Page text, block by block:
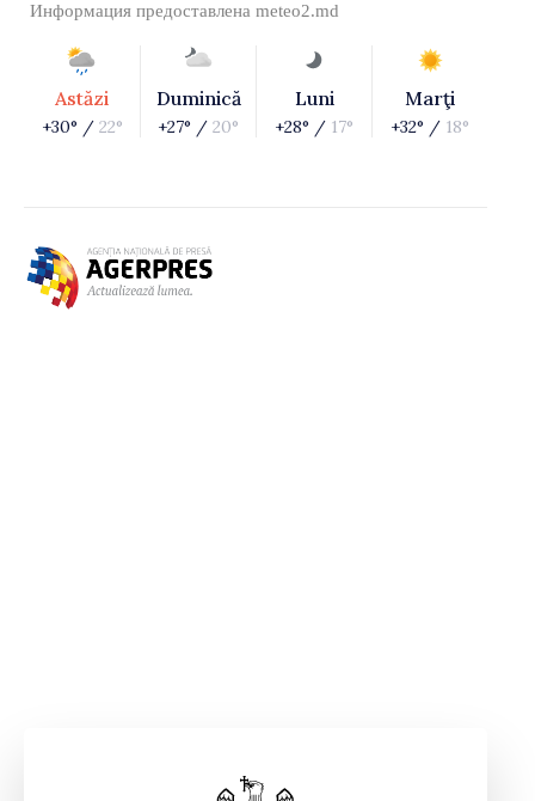
Информация предоставлена meteo2.md
Astăzi
+30° / 22°
Duminică
+27° / 20°
Luni
+28° / 17°
Marţi
+32° / 18°